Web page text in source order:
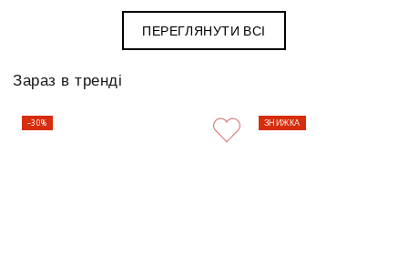
ПЕРЕГЛЯНУТИ ВСІ
Зараз в тренді
–30% ЗНИЖКА